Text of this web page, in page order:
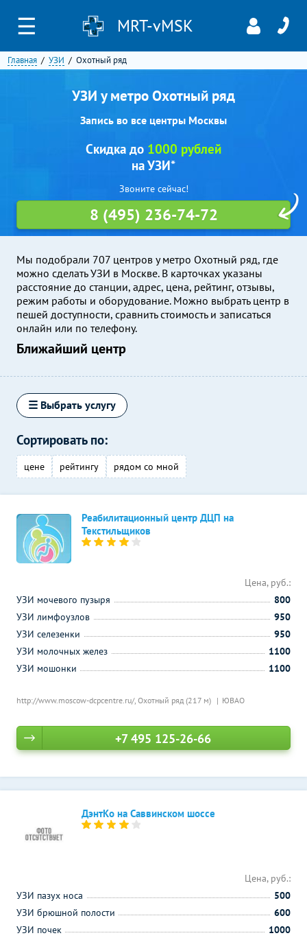
☰ MRT-vMSK
Главная УЗИ Охотный ряд
УЗИ у метро Охотный ряд
Запись во все центры Москвы
Мы подобрали 707 центров у метро Охотный ряд, где
можно сделать УЗИ в Москве. В карточках указаны
расстояние до станции, адрес, цена, рейтинг, отзывы,
режим работы и оборудование. Можно выбрать центр в
пешей доступности, сравнить стоимость и записаться
онлайн или по телефону.
Ближайший центр
Скидка до 1000 рублей
на УЗИ*
Звоните сейчас!
8 (495) 236-74-72
☰ Выбрать услугу
Сортировать по:
цене рейтингу рядом со мной
Реабилитационный центр ДЦП на
Текстильщиков
http://www.moscow-dcpcentre.ru/, Охотный ряд (217 м) ЮВАО
Цена, руб.:
УЗИ мочевого пузыря
800
УЗИ лимфоузлов
950
УЗИ селезенки
950
УЗИ молочных желез
1100
УЗИ мошонки
1100
+7 495 125-26-66
ДэнтКо на Саввинском шоссе
Цена, руб.:
УЗИ пазух носа
500
УЗИ брюшной полости
600
УЗИ почек
1000